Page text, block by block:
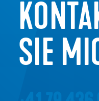
SIE